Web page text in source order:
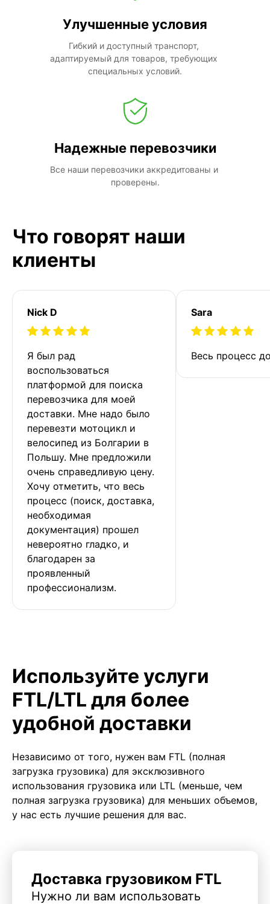
Улучшенные условия
Гибкий и доступный транспорт,
адаптируемый для товаров, требующих
специальных условий.
Надежные перевозчики
Все наши перевозчики аккредитованы и
проверены.
Что говорят наши
клиенты
Nick D
Я был рад
воспользоваться
платформой для поиска
перевозчика для моей
доставки. Мне надо было
перевезти мотоцикл и
велосипед из Болгарии в
Польшу. Мне предложили
очень справедливую цену.
Хочу отметить, что весь
процесс (поиск, доставка,
необходимая
документация) прошел
невероятно гладко, и
благодарен за
проявленный
профессионализм.
Sara
Весь процесс
Используйте услуги
FTL/LTL для более
удобной доставки
Независимо от того, нужен вам FTL (полная
загрузка грузовика) для эксклюзивного
использования грузовика или LTL (меньше, чем
полная загрузка грузовика) для меньших объемов,
у нас есть лучшие решения для вас.
Доставка грузовиком FTL
Нужно ли вам использовать